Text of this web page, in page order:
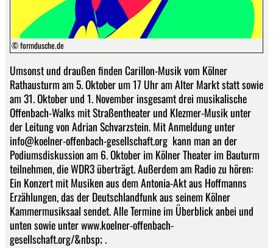
© formdusche.de
Umsonst und draußen finden Carillon-Musik vom Kölner
Rathausturm am 5. Oktober um 17 Uhr am Alter Markt statt sowie
am 31. Oktober und 1. November insgesamt drei musikalische
Offenbach-Walks mit Straßentheater und Klezmer-Musik unter
der Leitung von Adrian Schvarzstein. Mit Anmeldung unter
info@koelner-offenbach-gesellschaft.org kann man an der
Podiumsdiskussion am 6. Oktober im Kölner Theater im Bauturm
teilnehmen, die WDR3 überträgt. Außerdem am Radio zu hören:
Ein Konzert mit Musiken aus dem Antonia-Akt aus Hoffmanns
Erzählungen, das der Deutschlandfunk aus seinem Kölner
Kammermusiksaal sendet. Alle Termine im Überblick anbei und
unten sowie unter www.koelner-offenbach-
gesellschaft.org/&nbsp; .